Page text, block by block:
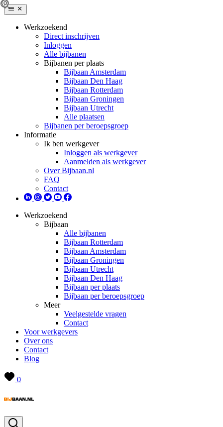
Werkzoekend
Direct inschrijven
Inloggen
Alle bijbanen
Bijbanen per plaats
Bijbaan Amsterdam
Bijbaan Den Haag
Bijbaan Rotterdam
Bijbaan Groningen
Bijbaan Utrecht
Alle plaatsen
Bijbanen per beroepsgroep
Informatie
Ik ben werkgever
Inloggen als werkgever
Aanmelden als werkgever
Over Bijbaan.nl
FAQ
Contact
Werkzoekend
Bijbaan
Alle bijbanen
Bijbaan Rotterdam
Bijbaan Amsterdam
Bijbaan Groningen
Bijbaan Utrecht
Bijbaan Den Haag
Bijbaan per plaats
Bijbaan per beroepsgroep
Meer
Veelgestelde vragen
Contact
Voor werkgevers
Over ons
Contact
Blog
0